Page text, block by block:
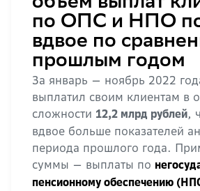
по ОПС и НПО
вдвое по
прошлым годом
За январь — ноябрь 2022
выплатил своим клиентам в
сложности 12,2 млрд рублей,
вдвое больше показателей
периода прошлого года.
суммы — выплаты по
пенсионному обеспечению